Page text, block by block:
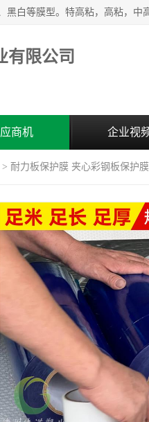
有限公司
商机 企业视
> 耐力板保护膜 夹心彩钢板保护